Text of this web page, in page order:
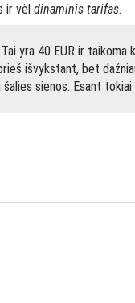
ir vėl dinaminis tarifas.
yra 40 EUR ir
išvykstant, bet
sienos. Esant